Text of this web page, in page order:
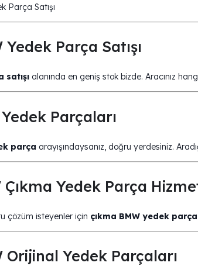
Parça Satışı
alanında en geniş stok bizde. Aracınız
Parçaları
parça arayışındaysanız, doğru yerdesiniz.
Yedek Parça
çözüm isteyenler için çıkma BMW yedek
Orijinal Yedek Parçaları